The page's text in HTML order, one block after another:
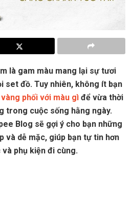
là gam màu mang lại sự tươi
set đồ. Tuy nhiên, không ít bạn
phối với màu gì để vừa thời
trong cuộc sống hằng ngày.
Blog sẽ gợi ý cho bạn những
và dễ mặc, giúp bạn tự tin hơn
phụ kiện đi cùng.